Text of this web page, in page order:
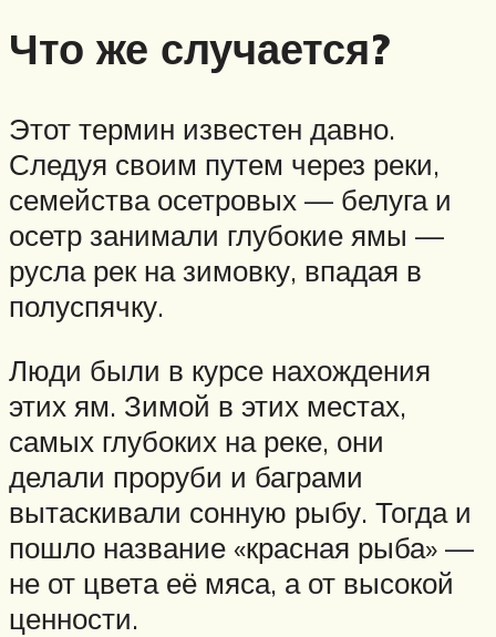
Что же случается?
Этот термин известен давно.
Следуя своим путем через реки,
семейства осетровых — белуга и
осетр занимали глубокие ямы —
русла рек на зимовку, впадая в
полуспячку.
Люди были в курсе нахождения
этих ям. Зимой в этих местах,
самых глубоких на реке, они
делали проруби и баграми
вытаскивали сонную рыбу. Тогда и
пошло название «красная рыба» —
не от цвета её мяса, а от высокой
ценности.